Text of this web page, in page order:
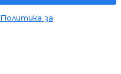
Политика за